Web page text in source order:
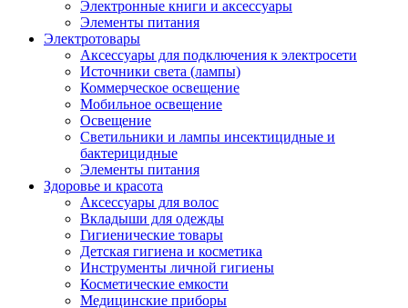
Электронные книги и аксессуары
Элементы питания
Электротовары
Аксессуары для подключения к электросети
Источники света (лампы)
Коммерческое освещение
Мобильное освещение
Освещение
Светильники и лампы инсектицидные и
бактерицидные
Элементы питания
Здоровье и красота
Аксессуары для волос
Вкладыши для одежды
Гигиенические товары
Детская гигиена и косметика
Инструменты личной гигиены
Косметические емкости
Медицинские приборы